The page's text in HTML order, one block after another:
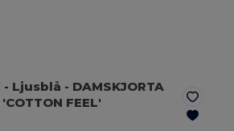
- Ljusblå - DAMSKJORTA
FEEL'